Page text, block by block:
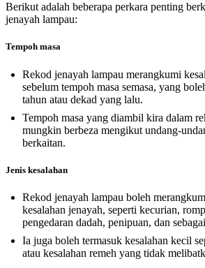
Berikut adalah beberapa perkara penting
jenayah lampau:
Tempoh masa
Rekod jenayah lampau merangkumi
sebelum tempoh masa semasa, yang
tahun atau dekad yang lalu.
Tempoh masa yang diambil kira dalam
mungkin berbeza mengikut undang-
berkaitan.
Jenis kesalahan
Rekod jenayah lampau boleh
kesalahan jenayah, seperti kecurian,
pengedaran dadah, penipuan, dan
Ia juga boleh termasuk kesalahan kecil
atau kesalahan remeh yang tidak